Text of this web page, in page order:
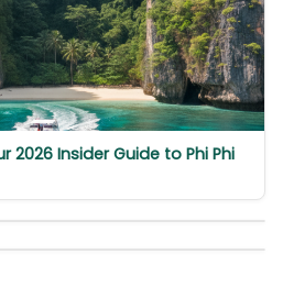
2026 Insider Guide to Phi Phi